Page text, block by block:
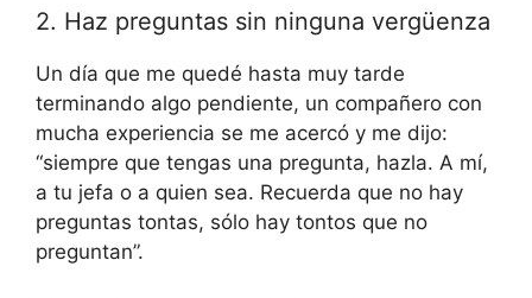
2. Haz preguntas sin ninguna vergüenza
Un día que me quedé hasta muy tarde
terminando algo pendiente, un compañero con
mucha experiencia se me acercó y me dijo:
“siempre que tengas una pregunta, hazla. A mí,
a tu jefa o a quien sea. Recuerda que no hay
preguntas tontas, sólo hay tontos que no
preguntan”.